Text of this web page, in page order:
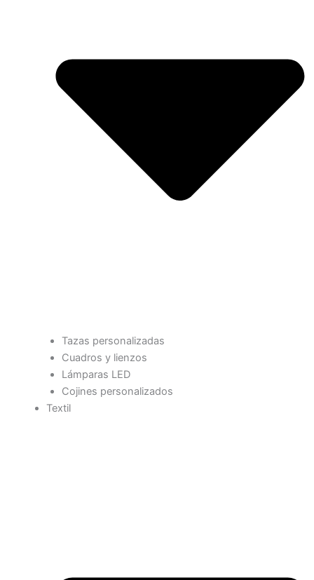
Tazas personalizadas
Cuadros y lienzos
Lámparas LED
Cojines personalizados
Textil